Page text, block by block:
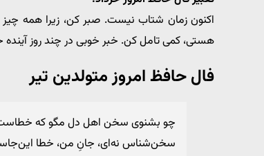
اکنون زمان شتاب نیست. صبر کن، زیرا همه
هستی، کمی تامل کن. خبر خوبی در چند روز
فال حافظ امروز متولدین تیر
چو بشنوی سخن اهل دل مگو که
سخن‌شناس نه‌ای، جانِ من، خطا